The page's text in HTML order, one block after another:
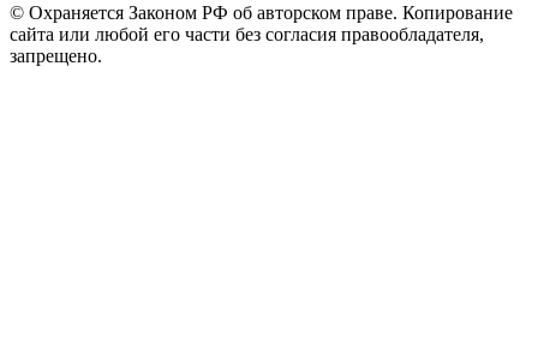
© Охраняется Законом РФ об авторском праве. Копирование
сайта или любой его части без согласия правообладателя,
запрещено.